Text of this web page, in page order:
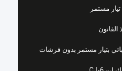
مستمر
بتيار مستمر بدون فرشات